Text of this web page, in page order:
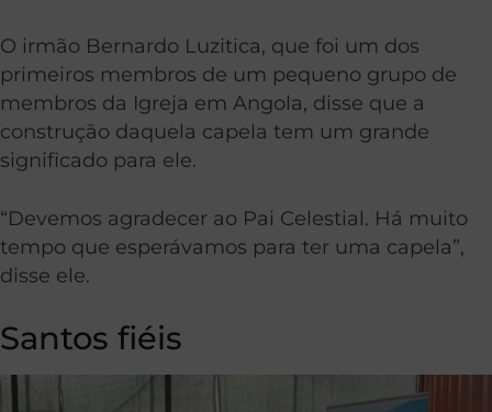
O irmão Bernardo Luzitica, que foi um dos
primeiros membros de um pequeno grupo de
membros da Igreja em Angola, disse que a
construção daquela capela tem um grande
significado para ele.
“Devemos agradecer ao Pai Celestial. Há muito
tempo que esperávamos para ter uma capela”,
disse ele.
Santos fiéis